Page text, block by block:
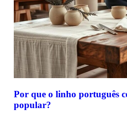
Por que o linho português
popular?